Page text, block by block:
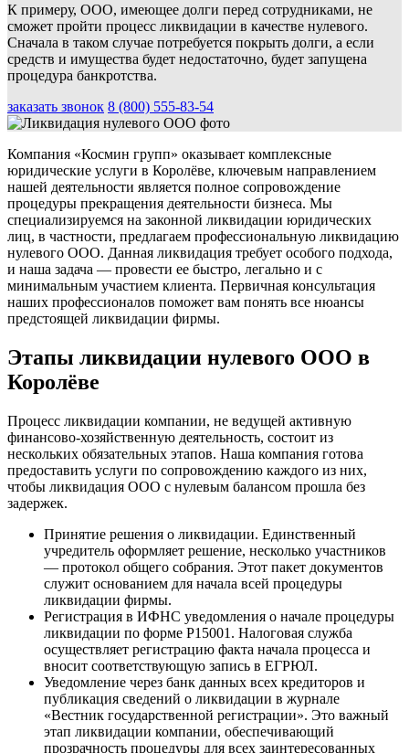
К примеру, ООО, имеющее долги перед сотрудниками, не
сможет пройти процесс ликвидации в качестве нулевого.
Сначала в таком случае потребуется покрыть долги, а если
средств и имущества будет недостаточно, будет запущена
процедура банкротства.
заказать звонок 8 (800) 555-83-54
Компания «Космин групп» оказывает комплексные
юридические услуги в Королёве, ключевым направлением
нашей деятельности является полное сопровождение
процедуры прекращения деятельности бизнеса. Мы
специализируемся на законной ликвидации юридических
лиц, в частности, предлагаем профессиональную ликвидацию
нулевого ООО. Данная ликвидация требует особого подхода,
и наша задача — провести ее быстро, легально и с
минимальным участием клиента. Первичная консультация
наших профессионалов поможет вам понять все нюансы
предстоящей ликвидации фирмы.
Этапы ликвидации нулевого ООО в
Королёве
Процесс ликвидации компании, не ведущей активную
финансово-хозяйственную деятельность, состоит из
нескольких обязательных этапов. Наша компания готова
предоставить услуги по сопровождению каждого из них,
чтобы ликвидация ООО с нулевым балансом прошла без
задержек.
Принятие решения о ликвидации. Единственный
учредитель оформляет решение, несколько участников
— протокол общего собрания. Этот пакет документов
служит основанием для начала всей процедуры
ликвидации фирмы.
Регистрация в ИФНС уведомления о начале процедуры
ликвидации по форме Р15001. Налоговая служба
осуществляет регистрацию факта начала процесса и
вносит соответствующую запись в ЕГРЮЛ.
Уведомление через банк данных всех кредиторов и
публикация сведений о ликвидации в журнале
«Вестник государственной регистрации». Это важный
этап ликвидации компании, обеспечивающий
прозрачность процедуры для всех заинтересованных